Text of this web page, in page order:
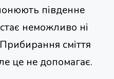
південне
неможливо ні
сміття
це не допомагає.